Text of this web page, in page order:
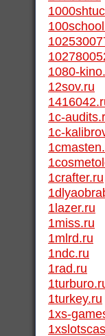
1080-
12sov.ru
1c-
1c-
1crafter.ru
1lazer.ru
1miss.ru
1mlrd.ru
1ndc.ru
1rad.ru
1turkey.ru
1xs-